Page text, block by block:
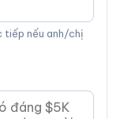
tiếp nếu anh/chị